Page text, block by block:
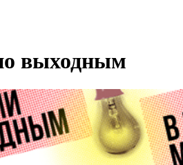
выходным